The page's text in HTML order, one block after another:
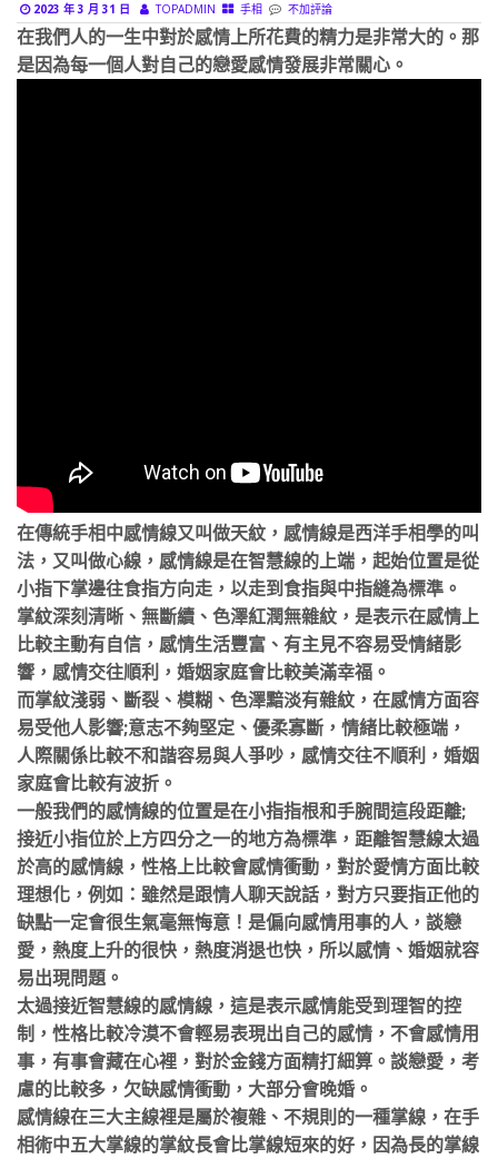
2023 年 3 月 31 日 TOPADMIN 手相 不加評論
在我們人的一生中對於感情上所花費的精力是非常大的。那
是因為每一個人對自己的戀愛感情發展非常關心。
在傳統手相中感情線又叫做天紋，感情線是西洋手相學的叫
法，又叫做心線，感情線是在智慧線的上端，起始位置是從
小指下掌邊往食指方向走，以走到食指與中指縫為標準。
掌紋深刻清晰、無斷續、色澤紅潤無雜紋，是表示在感情上
比較主動有自信，感情生活豐富、有主見不容易受情緒影
響，感情交往順利，婚姻家庭會比較美滿幸福。
而掌紋淺弱、斷裂、模糊、色澤黯淡有雜紋，在感情方面容
易受他人影響;意志不夠堅定、優柔寡斷，情緒比較極端，
人際關係比較不和諧容易與人爭吵，感情交往不順利， 婚姻
家庭會比較有波折。
一般我們的感情線的位置是在小指指根和手腕間這段距離;
接近小指位於上方四分之一的地方為標準，距離智慧線太過
於高的感情線，性格上比較會感情衝動，對於愛情方面比較
理想化， 例如：雖然是跟情人聊天說話，對方只要指正他的
缺點一定會很生氣毫無悔意！是偏向感情用事的人，談戀
愛，熱度上升的很快，熱度消退也快，所以感情、婚姻就容
易出現問題。
太過接近智慧線的感情線，這是表示感情能受到理智的控
制，性格比較冷漠不會輕易表現出自己的感情，不會感情用
事，有事會藏在心裡，對於金錢方面精打細算。談戀愛，考
慮的比較多， 欠缺感情衝動，大部分會晚婚。
感情線在三大主線裡是屬於複雜、不規則的一種掌線，在手
相術中五大掌線的掌紋長會比掌線短來的好，因為長的掌線